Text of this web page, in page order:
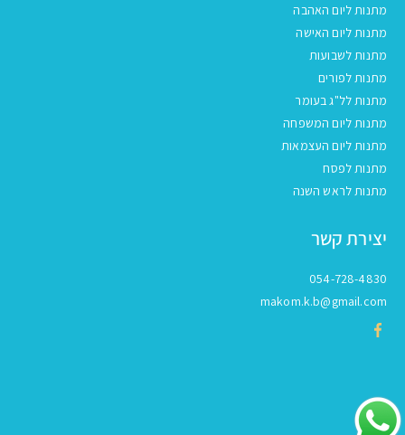
מתנות ליום האהבה
מתנות ליום האישה
מתנות לשבועות
מתנות לפורים
מתנות לל"ג בעומר
מתנות ליום המשפחה
מתנות ליום העצמאות
מתנות לפסח
מתנות לראש השנה
יצירת קשר
054-728-4830
makom.k.b@gmail.com